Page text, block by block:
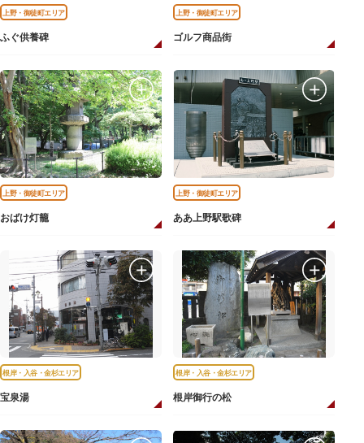
上野・御徒町エリア
ふぐ供養碑
上野・御徒町エリア
ゴルフ商品街
上野・御徒町エリア
おばけ灯籠
上野・御徒町エリア
ああ上野駅歌碑
根岸・入谷・金杉エリア
宝泉湯
根岸・入谷・金杉エリア
根岸御行の松